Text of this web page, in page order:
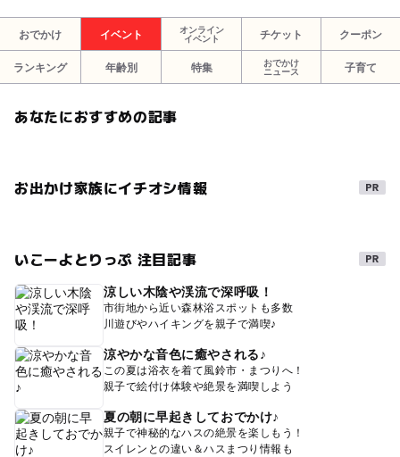
おでかけ イベント
オンライン
イベント
チケット クーポン
ランキング 年齢別 特集
おでかけ
ニュース
子育て
あなたにおすすめの記事
お出かけ家族にイチオシ情報
いこーよとりっぷ 注目記事
涼しい木陰や渓流で深呼吸！
市街地から近い森林浴スポットも多数
川遊びやハイキングを親子で満喫♪
涼やかな音色に癒やされる♪
この夏は浴衣を着て風鈴市・まつりへ！
親子で絵付け体験や絶景を満喫しよう
夏の朝に早起きしておでかけ♪
親子で神秘的なハスの絶景を楽しもう！
スイレンとの違い＆ハスまつり情報も